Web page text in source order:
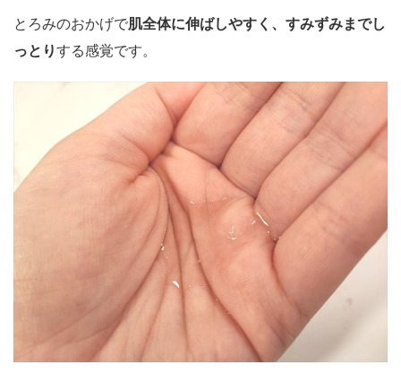
とろみのおかげで肌全体に伸ばしやすく、すみずみまでし
っとりする感覚です。